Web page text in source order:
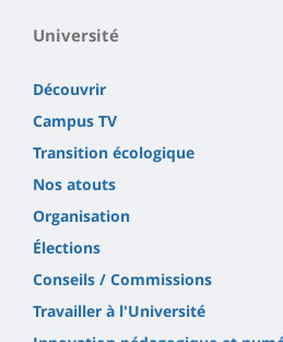
Université
Découvrir
Campus TV
Transition écologique
Nos atouts
Organisation
Élections
Conseils / Commissions
Travailler à l'Université